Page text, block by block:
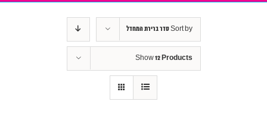
Sort byסדר ברירת המחדל
Show12 Products